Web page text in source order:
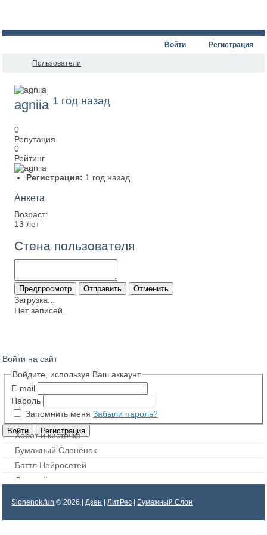
Войти Регистрация
Пользователи
agniia 1 год назад
0
Репутация
0
Рейтинг
Регистрация: 1 год назад
Анкета
Возраст:
13 лет
Стена пользователя
Загрузка...
Нет записей.
Войти на сайт
Войдите, используя Ваш аккаунт
E-mail
Пароль
Запомнить меня Забыли пароль?
Хобот и кисточка
Бумажный Слонёнок
Баттл Нейросетей
Дорисуй картинку
Slonenok.fun © 2026 |Дзен |ЛитРес Бумажный Слон